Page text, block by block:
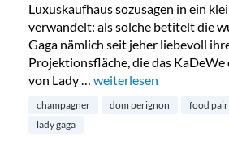
Luxuskaufhaus sozusagen in ein
verwandelt: als solche betitelt die
Gaga nämlich seit jeher liebevoll
Projektionsfläche, die das
von Lady … „Lady Gaga x Dom
weiterlesen
champagner dom perignon food
lady gaga